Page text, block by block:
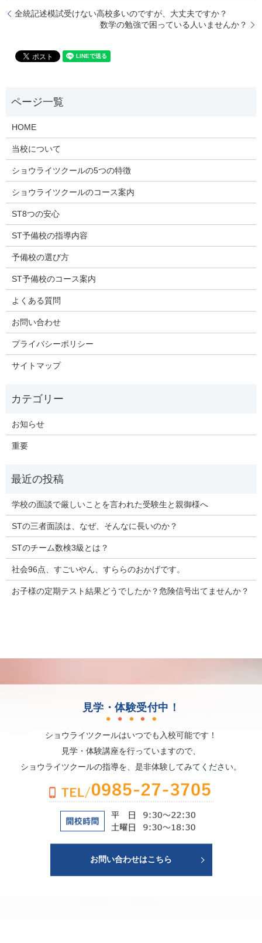
全統記述模試受けない高校多いのですが、大丈夫ですか？
数学の勉強で困っている人いませんか？
HOME
当校について
ショウライツクールの5つの特徴
ショウライツクールのコース案内
ST8つの安心
ST予備校の指導内容
予備校の選び方
ST予備校のコース案内
よくある質問
お問い合わせ
プライバシーポリシー
サイトマップ
お知らせ
重要
学校の面談で厳しいことを言われた受験生と親御様へ
STの三者面談は、なぜ、そんなに長いのか？
STのチーム数検3級とは？
社会96点、すごいやん、すららのおかげです。
お子様の定期テスト結果どうでしたか？危険信号出てませんか？
見学・体験受付中！
ショウライツクールはいつでも入校可能です！
見学・体験講座を行っていますので、
ショウライツクールの指導を、是非体験してみてください。
お問い合わせはこちら